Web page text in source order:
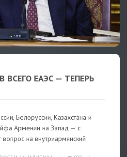
ВСЕГО ЕАЭС — ТЕПЕРЬ
Белоруссии, Казахстана и
Армении на Запад — с
на внутриармянский